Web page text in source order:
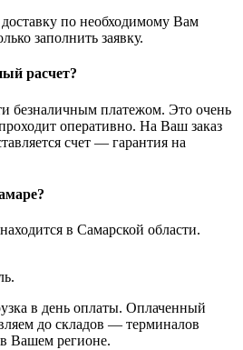
по необходимому Вам
заполнить заявку.
расчет?
безналичным платежом. Это очень
оперативно. На Ваш заказ
счет — гарантия на
в Самарской области.
в день оплаты. Оплаченный
до складов — терминалов
Вашем регионе.